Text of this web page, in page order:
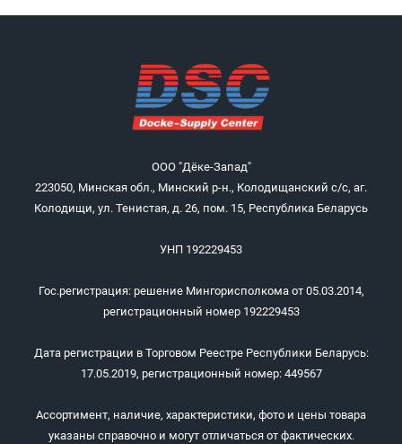
ООО "Дёке-Запад"
223050, Минская обл., Минский р-н., Колодищанский с/с, аг.
Колодищи, ул. Тенистая, д. 26, пом. 15, Республика Беларусь
УНП 192229453
Гос.регистрация: решение Мингорисполкома от 05.03.2014,
регистрационный номер 192229453
Дата регистрации в Торговом Реестре Республики Беларусь:
17.05.2019, регистрационный номер: 449567
Ассортимент, наличие, характеристики, фото и цены товара
указаны справочно и могут отличаться от фактических.